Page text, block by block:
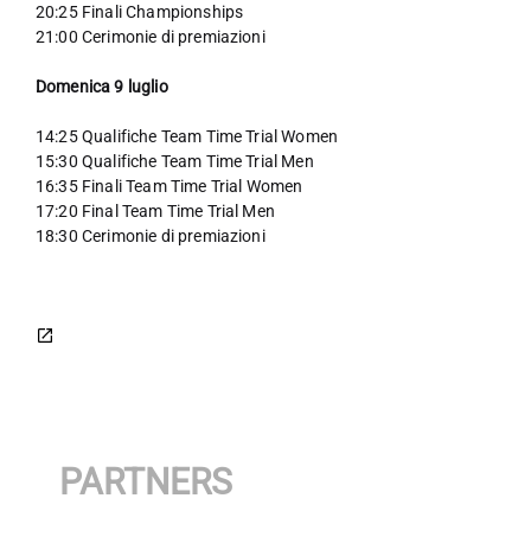
20:25 Finali Championships
21:00 Cerimonie di premiazioni
Domenica 9 luglio
14:25 Qualifiche Team Time Trial Women
15:30 Qualifiche Team Time Trial Men
16:35 Finali Team Time Trial Women
17:20 Final Team Time Trial Men
18:30 Cerimonie di premiazioni
PARTNERS